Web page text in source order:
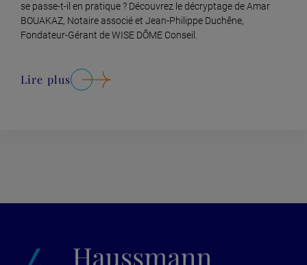
se passe-t-il en pratique ? Découvrez le décryptage de Amar
BOUAKAZ, Notaire associé et Jean-Philippe Duchêne,
Fondateur-Gérant de WISE DÔME Conseil.
Lire plus